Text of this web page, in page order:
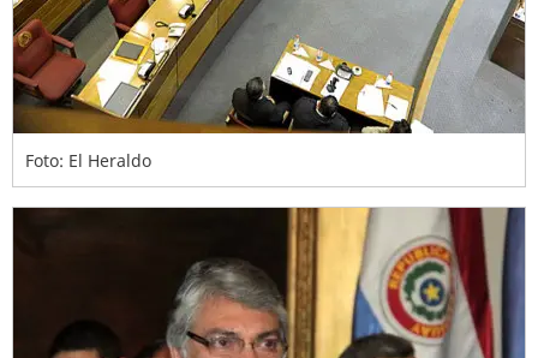
Foto: El Heraldo